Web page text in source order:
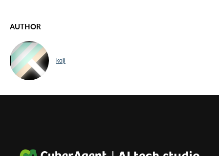
AUTHOR
koji